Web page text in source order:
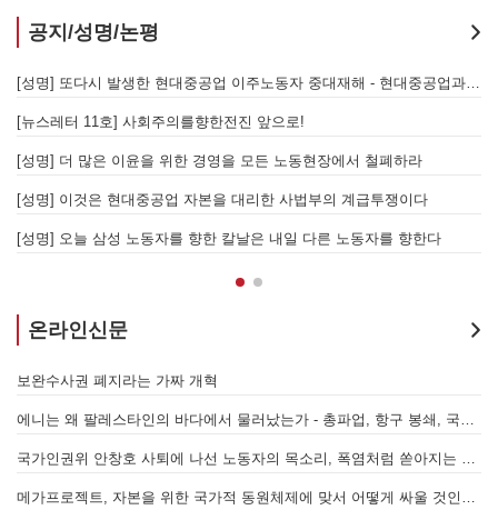
공지/성명/논평
[성명] 또다시 발생한 현대중공업 이주노동자 중대재해 - 현대중공업과 한국 정부, 우즈베키스탄 노동청을 규탄한다
[뉴스레터 11호] 사회주의를향한전진 앞으로!
[성명] 더 많은 이윤을 위한 경영을 모든 노동현장에서 철폐하라
[성명] 이것은 현대중공업 자본을 대리한 사법부의 계급투쟁이다
[성명] 오늘 삼성 노동자를 향한 칼날은 내일 다른 노동자를 향한다
온라인신문
보완수사권 폐지라는 가짜 개혁
에니는 왜 팔레스타인의 바다에서 물러났는가 - 총파업, 항구 봉쇄, 국제 연대가 만들어 낸 에너지 자본의 후퇴
국가인권위 안창호 사퇴에 나선 노동자의 목소리, 폭염처럼 쏟아지는 불평등에 맞서 노동자계급의 메아리를!
메가프로젝트, 자본을 위한 국가적 동원체제에 맞서 어떻게 싸울 것인가?